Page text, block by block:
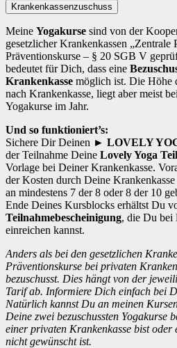
Krankenkassenzuschuss
Meine Yogakurse sind von der
gesetzlicher Krankenkassen „Zentrale
Präventionskurse – § 20 SGB V
bedeutet für Dich, dass eine
Krankenkasse möglich ist. Die Höhe
nach Krankenkasse, liegt aber meist
Yogakurse im Jahr.
Und so funktioniert’s:
Sichere Dir Deinen ► LOVELY
der Teilnahme Deine Lovely Yoga
Vorlage bei Deiner Krankenkasse.
der Kosten durch Deine
an mindestens 7 der 8 oder 8 der 10
Ende Deines Kursblocks erhältst Du
Teilnahmebescheinigung, die Du bei
einreichen kannst.
Anders als bei den gesetzlichen
Präventionskurse bei privaten
bezuschusst. Dies hängt von der
Tarif ab. Informiere Dich einfach bei
Natürlich kannst Du an meinen
Deine zwei bezuschussten Yogakurse
einer privaten Krankenkasse bist oder
nicht gewünscht ist.